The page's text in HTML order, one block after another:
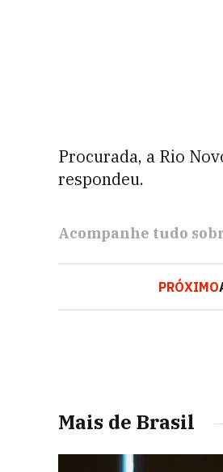
Procurada, a Rio
respondeu.
Acompanhe tudo
PRÓXIMO
Mais de Brasil